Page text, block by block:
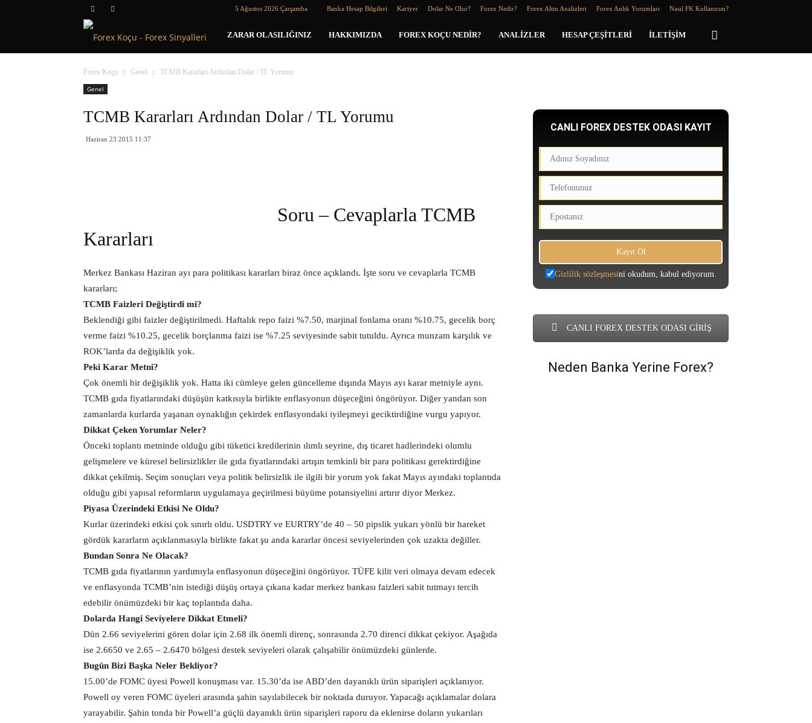
5 Ağustos 2026 Çarşamba Banka Hesap Bilgileri Kariyer Dolar Ne Olur? Forex Nedir? Forex Altın Analizleri Forex Anlık Yorumları Nasıl FK Kullanırım?
Forex
Koçu
ZARAR OLASILIĞINIZ HAKKIMIZDA FOREX KOÇU NEDIR? ANALIZLER HESAP ÇEŞITLERI İLETIŞIM
Forex Koçu Genel
TCMB Kararları Ardından Dolar / TL Yorumu
Genel
TCMB Kararları Ardından Dolar / TL Yorumu
Haziran 23 2015 11:37
Soru – Cevaplarla TCMB
Kararları
Merkez Bankası Haziran ayı para politikası kararları biraz önce açıklandı. İşte soru ve cevaplarla TCMB
kararları;
TCMB Faizleri Değiştirdi mi?
Beklendiği gibi faizler değiştirilmedi. Haftalık repo faizi %7.50, marjinal fonlama oranı %10.75, gecelik borç
verme faizi %10.25, gecelik borçlanma faizi ise %7.25 seviyesinde sabit tutuldu. Ayrıca munzam karşılık ve
ROK’larda da değişiklik yok.
Peki Karar Metni?
Çok önemli bir değişiklik yok. Hatta iki cümleye gelen güncelleme dışında Mayıs ayı karar metniyle aynı.
TCMB gıda fiyatlarındaki düşüşün katkısıyla birlikte enflasyonun düşeceğini öngörüyor. Diğer yandan son
zamanlarda kurlarda yaşanan oynaklığın çekirdek enflasyondaki iyileşmeyi geciktirdiğine vurgu yapıyor.
Dikkat Çeken Yorumlar Neler?
Önceki toplantı metninde olduğu gibi tüketici kredilerinin ılımlı seyrine, dış ticaret hadlerindeki olumlu
gelişmelere ve küresel belirsizlikler ile gıda fiyatlarındaki artışın temkinli bir para politikası gerektirdiğine
dikkat çekilmiş. Seçim sonuçları veya politik belirsizlik ile ilgili bir yorum yok fakat Mayıs ayındaki toplantıda
olduğu gibi yapısal reformların uygulamaya geçirilmesi büyüme potansiyelini artırır diyor Merkez.
Piyasa Üzerindeki Etkisi Ne Oldu?
Kurlar üzerindeki etkisi çok sınırlı oldu. USDTRY ve EURTRY’de 40 – 50 pipslik yukarı yönlü bir hareket
gördük kararların açıklanmasıyla birlikte fakat şu anda kararlar öncesi seviyelerinden çok uzakta değiller.
Bundan Sonra Ne Olacak?
TCMB gıda fiyatlarının yardımıyla enflasyonun düşeceğini öngörüyor. TÜFE kilit veri olmaya devam edecek
ve enflasyonda TCMB’nin istediği düşüş ortaya çıkana kadar merkez bankası faizleri sabit tutmayı tercih
edebilir önümüzdeki bir kaç toplantıda daha.
Dolarda Hangi Seviyelere Dikkat Etmeli?
Dün 2.66 seviyelerini gören dolar için 2.68 ilk önemli direnç, sonrasında 2.70 direnci dikkat çekiyor. Aşağıda
ise 2.6650 ve 2.65 – 2.6470 bölgesi destek seviyeleri olarak çalışabilir önümüzdeki günlerde.
Bugün Bizi Başka Neler Bekliyor?
15.00’de FOMC üyesi Powell konuşması var. 15.30’da ise ABD’den dayanıklı ürün siparişleri açıklanıyor.
Powell oy veren FOMC üyeleri arasında şahin sayılabilecek bir noktada duruyor. Yapacağı açıklamalar dolara
yarayabilir. Şahin tonda bir Powell’a güçlü dayanıklı ürün siparişleri raporu da eklenirse doların yukarıları
CANLI FOREX DESTEK ODASI KAYIT
Gizlilik sözleşmesini okudum, kabul ediyorum.
CANLI FOREX DESTEK ODASI GİRİŞ
Neden Banka Yerine Forex?